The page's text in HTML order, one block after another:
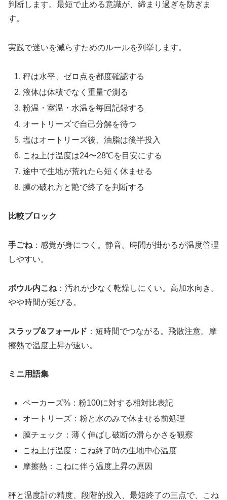
判断します。最短で止める意識が、締まり過ぎを防ぎま
す。
実践で迷いを減らすためのルールを列挙します。
秤は水平、ゼロ点を都度確認する
液体は体積でなく重量で測る
粉温・室温・水温を毎回記録する
オートリーズで自己分解を待つ
塩はオートリーズ後、油脂は後半投入
こね上げ温度は24〜28℃を目安にする
途中で生地が荒れたら短く休ませる
膜の破れ方と艶で終了を判断する
比較ブロック
手ごね ：感覚が身につく。静音。時間が掛かるが温度管理
しやすい。
ボウル内こね ：汚れが少なく乾燥しにくい。高加水向き。
やや時間が延びる。
スラップ&フォールド ：短時間でつながる。飛散注意。摩
擦熱で温度上昇が速い。
ミニ用語集
ベーカーズ%：粉100に対する相対比表記
オートリーズ：粉と水のみで休ませる前処理
膜チェック：薄く伸ばし破断の滑らかさを観察
こね上げ温度：こね終了時の生地中心温度
摩擦熱：こねに伴う温度上昇の原因
秤と温度計の精度、段階的投入、最短終了の三点で、こね